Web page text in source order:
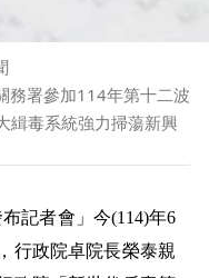
務署參加114年第十二波
緝毒系統強力掃蕩新興
記者會」今(114)年6
行政院卓院長榮泰親